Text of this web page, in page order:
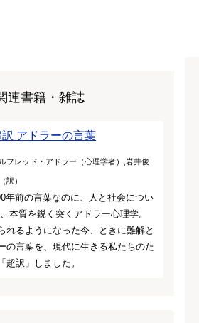
連書籍・雑誌
訳 アドラーの言葉
フレッド・アドラー（心理学者）,岩井俊
訳）
年前の言葉なのに、人と社会につい
本質を鋭く突くアドラー心理学。
れるようになった今、ときに難解と
の言葉を、現代に生きる私たちのた
超訳」しました。